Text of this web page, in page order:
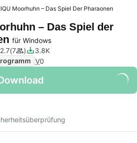
Moorhuhn – Das Spiel Der Pharaonen
– Das Spiel der
für Windows
2.7 7
3.8K
V0